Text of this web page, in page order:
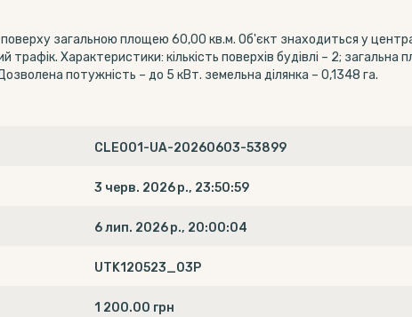
загальною площею 60,00 кв.м. Об'єкт знаходиться у
трафік. Характеристики: кількість поверхів будівлі – 2;
потужність – до 5 кВт. земельна ділянка – 0,1348 га.
CLE001-UA-20260603-53899
3 черв. 2026 р., 23:50:59
6 лип. 2026 р., 20:00:04
UTK120523_03P
1 200.00 грн